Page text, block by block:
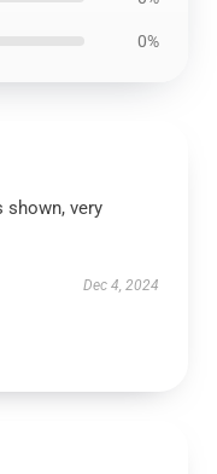
0%
shown, very
Dec 4, 2024